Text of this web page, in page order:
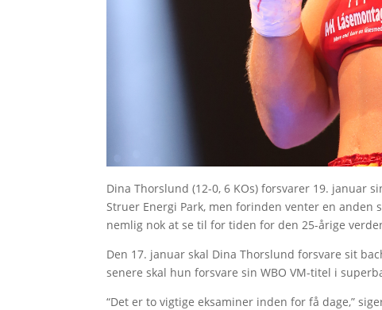
Dina Thorslund (12-0, 6 KOs) forsvarer 19. januar
Struer Energi Park, men forinden venter en anden
nemlig nok at se til for tiden for den 25-årige
Den 17. januar skal Dina Thorslund forsvare sit
senere skal hun forsvare sin WBO VM-titel i
“Det er to vigtige eksaminer inden for få dage,”